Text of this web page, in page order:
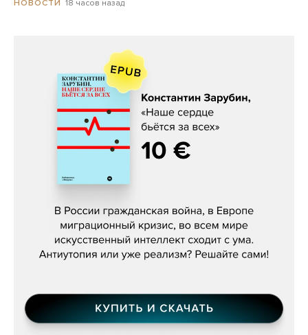
НОВОСТИ 18 часов назад
Константин Зарубин, «Наше сердце